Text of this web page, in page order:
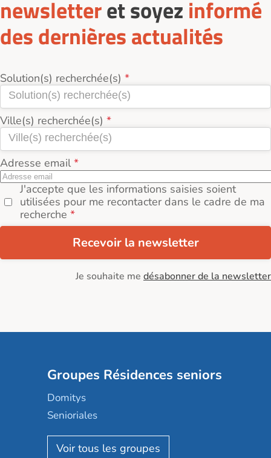
newsletteret soyez informé
des dernières actualités
Solution(s) recherchée(s)
Ville(s) recherchée(s)
Adresse email
J'accepte que les informations saisies soient
utilisées pour me recontacter dans le cadre de ma
recherche
Recevoir la newsletter
Je souhaite me désabonner de la newsletter
Groupes Résidences seniors
Domitys
Senioriales
Nohée
Les Résidentiels